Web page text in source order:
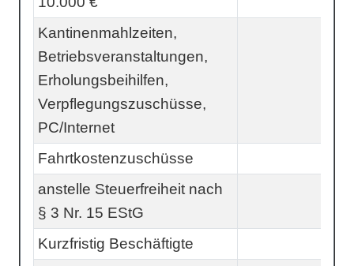
Kantinenmahlzeiten,
Betriebsveranstaltungen,
Erholungsbeihilfen,
Verpflegungszuschüsse,
PC/Internet
Fahrtkostenzuschüsse
anstelle Steuerfreiheit nach
§ 3 Nr. 15 EStG
Kurzfristig Beschäftigte